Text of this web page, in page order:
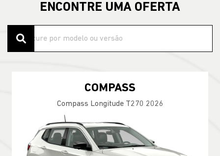
ENCONTRE UMA OFERTA
COMPASS
Compass Longitude T270 2026